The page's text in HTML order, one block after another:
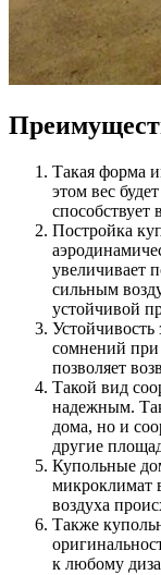
Такая форма
этом вес
способствует
Постройка
увеличивает
сильным
устойчивой
Устойчивость
сомнений при
позволяет
Такой вид
надежным.
дома, но и
другие
Купольные
микроклимат
воздуха
Также
к любому